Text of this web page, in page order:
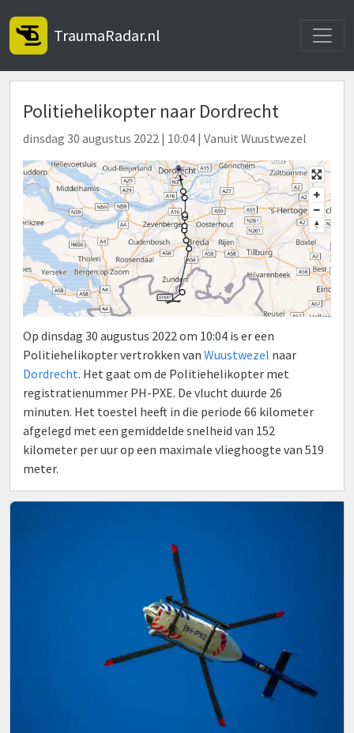
TraumaRadar.nl
Politiehelikopter naar Dordrecht
dinsdag 30 augustus 2022 | 10:04 | Vanuit Wuustwezel
Op dinsdag 30 augustus 2022 om 10:04 is er een
Politiehelikopter vertrokken van Wuustwezel naar
Dordrecht. Het gaat om de Politiehelikopter met
registratienummer PH-PXE. De vlucht duurde 26
minuten. Het toestel heeft in die periode 66 kilometer
afgelegd met een gemiddelde snelheid van 152
kilometer per uur op een maximale vlieghoogte van 519
meter.